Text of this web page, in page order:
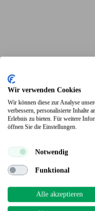
Terrassendielen
Wir verwenden Cookies
Wir können diese zur Analyse
verbessern, personalisierte Inhalte
Erlebnis zu bieten. Für weitere
öffnen Sie die Einstellungen.
Notwendig
Funktional
Alle akzeptieren